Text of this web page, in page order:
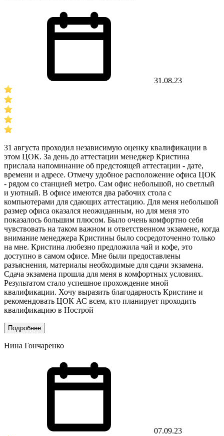
31.08.23
31 августа проходил независимую оценку квалификации в
этом ЦОК. За день до аттестации менеджер Кристина
прислала напоминание об предстоящей аттестации - дате,
времени и адресе. Отмечу удобное расположение офиса ЦОК
- рядом со станцией метро. Сам офис небольшой, но светлый
и уютный. В офисе имеются два рабочих стола с
компьютерами для сдающих аттестацию. Для меня небольшой
размер офиса оказался неожиданным, но для меня это
показалось большим плюсом. Было очень комфортно себя
чувствовать на таком важном и ответственном экзамене, когда
внимание менеджера Кристины было сосредоточенно только
на мне. Кристина любезно предложила чай и кофе, это
доступно в самом офисе. Мне были предоставлены
разъяснения, материалы необходимые для сдачи экзамена.
Сдача экзамена прошла для меня в комфортных условиях.
Результатом стало успешное прохождение мной
квалификации. Хочу выразить благодарность Кристине и
рекомендовать ЦОК АС всем, кто планирует проходить
квалификацию в Нострой
Подробнее
Нина Гончаренко
07.09.23